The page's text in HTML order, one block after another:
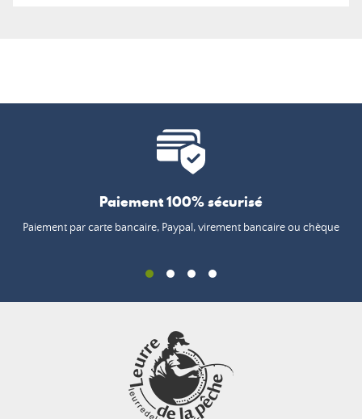
Paiement 100% sécurisé
Paiement par carte bancaire, Paypal, virement bancaire ou chèque